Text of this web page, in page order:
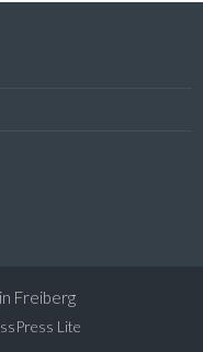
Freiberg
Lite